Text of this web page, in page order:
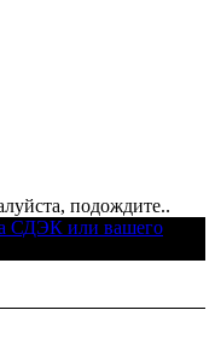
подождите..
СДЭК или вашего